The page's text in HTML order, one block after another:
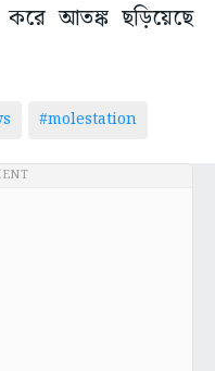
আতঙ্ক ছড়িয়েছে
#molestation